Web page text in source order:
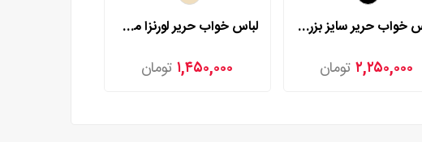
لباس خواب حریر سایز بزرگ لورنزا مدل 24532
۲,۲۵۰,۰۰۰ تومان
لباس خواب حریر لورنزا مدل 27971
۱,۴۵۰,۰۰۰تومان